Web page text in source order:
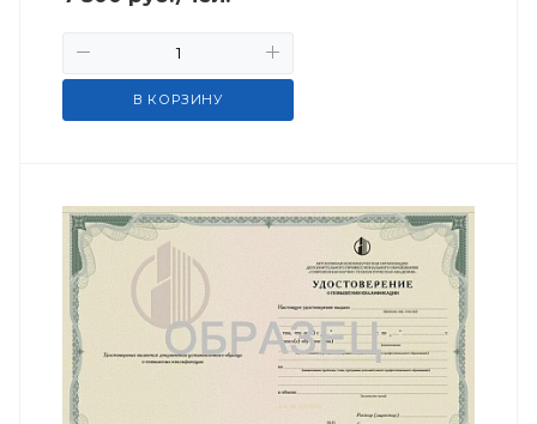
В КОРЗИНУ